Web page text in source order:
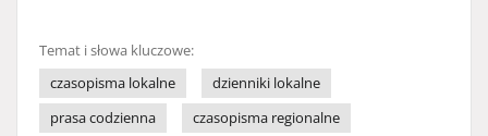
Temat i słowa kluczowe:
czasopisma lokalne
dzienniki lokalne
prasa codzienna
czasopisma regionalne